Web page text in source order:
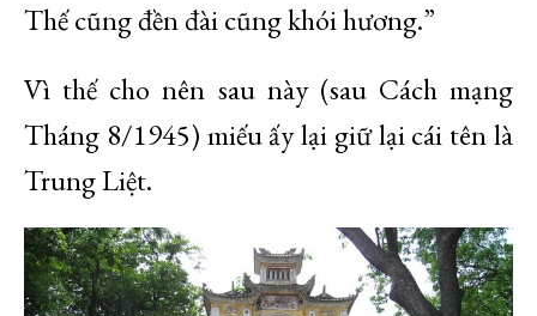
Thế cũng đền đài cũng khói hương.”
Vì thế cho nên sau này (sau Cách mạng
Tháng 8/1945) miếu ấy lại giữ lại cái tên là
Trung Liệt.